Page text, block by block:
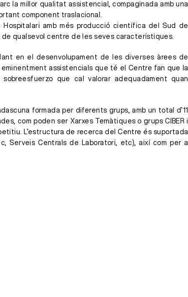
la millor qualitat assistencial, compaginada amb una
component traslacional.
Hospitalari amb més producció científica del Sud de
qualsevol centre de les seves característiques.
en el desenvolupament de les diverses àrees de
assistencials que té el Centre fan que la
que cal valorar adequadament quan
formada per diferents grups, amb un total d’11
com poden ser Xarxes Temàtiques o grups CIBER i
L’estructura de recerca del Centre és suportada
Serveis Centrals de Laboratori, etc), així com per a